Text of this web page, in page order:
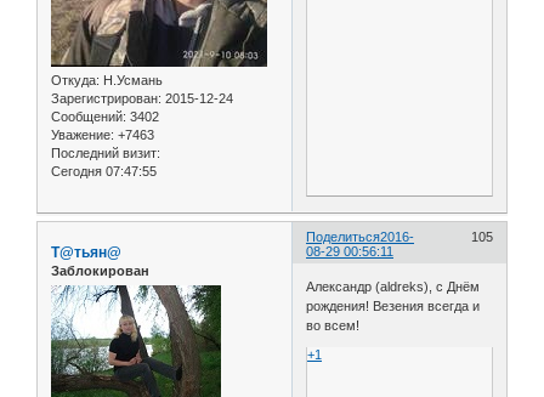
Откуда: Н.Усмань
Зарегистрирован: 2015-12-24
Сообщений: 3402
Уважение: +7463
Последний визит:
Сегодня 07:47:55
Поделиться 105
2016-
08-29 00:56:11
Т@тьян@
Заблокирован
Александр (aldreks), с Днём
рождения! Везения всегда и
во всем!
+1